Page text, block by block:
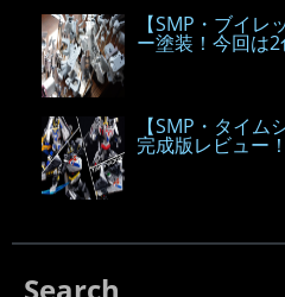
【SMP・ブイ
ー塗装！今回は2
【SMP・タイ
完成版レビュー
Search